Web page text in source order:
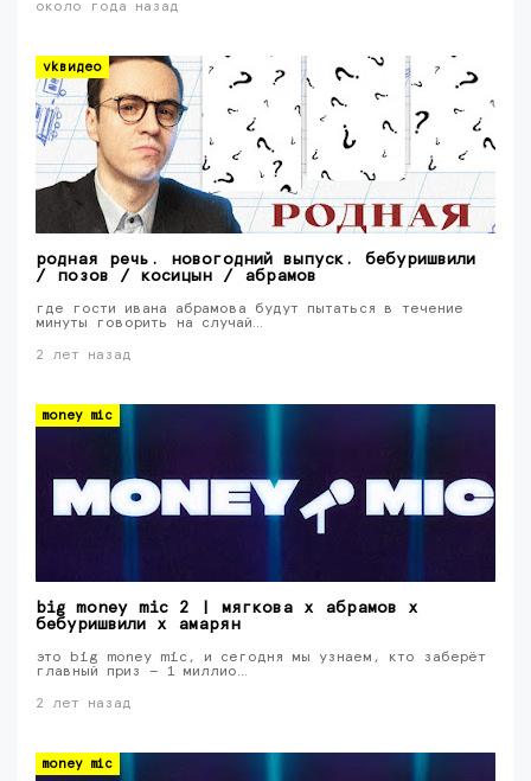
около года назад
vkвидео
родная речь. новогодний выпуск. бебуришвили
/ позов / косицын / абрамов
где гости ивана абрамова будут пытаться в течение
минуты говорить на случай…
2 лет назад
money mic
big money mic 2 | мягкова х абрамов х
бебуришвили х амарян
это big money mic, и сегодня мы узнаем, кто заберёт
главный приз — 1 миллио…
2 лет назад
money mic